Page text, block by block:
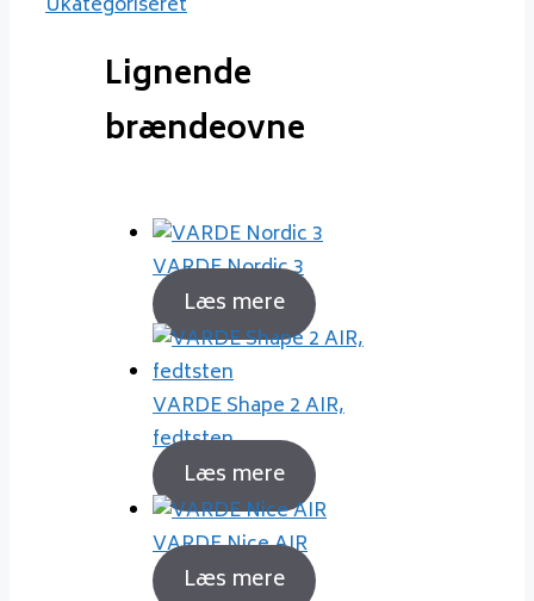
Lignende
brændeovne
VARDE Nordic 3
Læs mere
VARDE Shape 2 AIR,
fedtsten
Læs mere
VARDE Nice AIR
Læs mere